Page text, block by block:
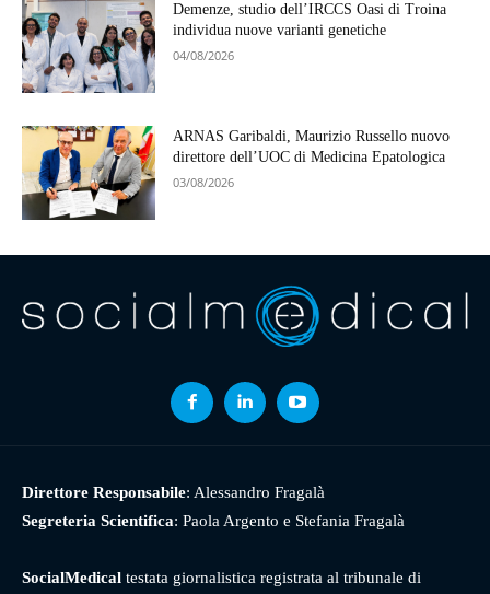
Demenze, studio dell’IRCCS Oasi di Troina
individua nuove varianti genetiche
04/08/2026
ARNAS Garibaldi, Maurizio Russello nuovo
direttore dell’UOC di Medicina Epatologica
03/08/2026
Direttore Responsabile: Alessandro Fragalà
Segreteria Scientifica: Paola Argento e Stefania Fragalà
SocialMedical testata giornalistica registrata al tribunale di